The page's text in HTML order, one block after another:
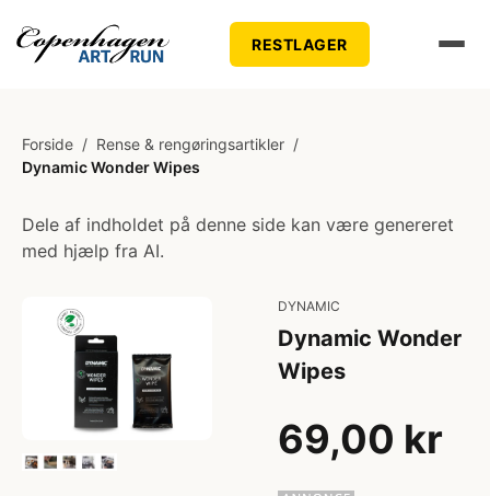
RESTLAGER
Forside / Rense & rengøringsartikler /
Dynamic Wonder Wipes
Dele af indholdet på denne side kan være genereret
med hjælp fra AI.
DYNAMIC
Dynamic Wonder
Wipes
69,00 kr